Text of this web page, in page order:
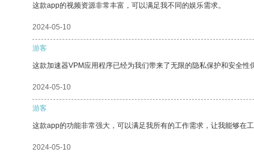
这款app的视频资源非常丰富，可以满足我不同的娱乐需求。
2024-05-10
游客
这款加速器VPM应用程序已经为我们带来了无限的隐私保护和安全性
2024-05-10
游客
这款app的功能非常强大，可以满足我所有的工作需求，让我能够在工
2024-05-10